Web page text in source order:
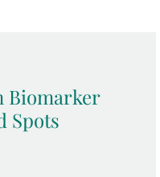
Biomarker
Spots